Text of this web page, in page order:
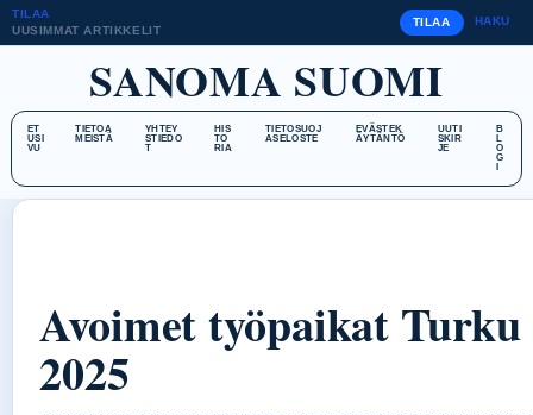
TILAA
UUSIMMAT ARTIKKELIT
TILAA HAKU
SANOMA SUOMI
ET
USI
VU
TIETOA
MEISTÄ
YHTEY
STIEDO
T
HIS
TO
RIA
TIETOSUOJ
ASELOSTE
EVÄSTEK
ÄYTÄNTÖ
UUTI
SKIR
JE
B
L
O
G
Avoimet työpaikat
2025